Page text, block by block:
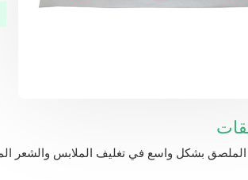
بشكل واسع في تغليف الملابس والشعر